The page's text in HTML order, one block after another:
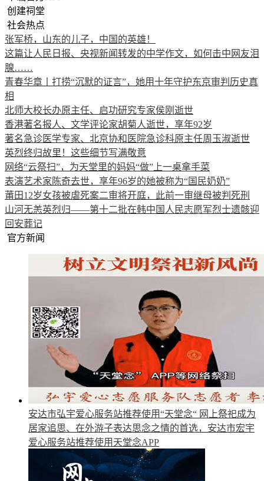
创建祠堂
社会热点
张军桥，山东的儿子，中国的英雄！
这篇让人民日报、央视新闻转发的中学作文，如何击中网友泪
腺……
青春华章丨打捞“沉默的证言”，她用十年守护东京审判历史真
相
北师大校长办原主任、启功研究专家侯刚逝世
香港著名报人、文学评论家胡菊人逝世，享年92岁
著名急诊医学专家、北京协和医院急诊科原主任周玉淑逝世
英烈终归故里！这些细节写满敬意
网络“云祭扫”，为天堂里的妈妈“做”上一桌拿手菜
表演艺术家陈奇去世，享年96岁的她被称为“国民奶奶”
莆田12岁女孩被虐死案二审将开庭，此前一审继母被判死刑
山河无恙英烈归——第十二批在韩中国人民志愿军烈士遗骸迎
回安葬记
官方新闻
安达市弘宇爱心服务站推荐使用“天堂念“ 网上祭祀成为
居家追思、在外游子表达思念之情的首选，安达市宏宇
爱心服务站推荐使用天堂念APP